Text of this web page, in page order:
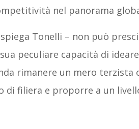
nel panorama
Tonelli – non può
peculiare capacità di
rimanere un mero
di filiera e proporre a un